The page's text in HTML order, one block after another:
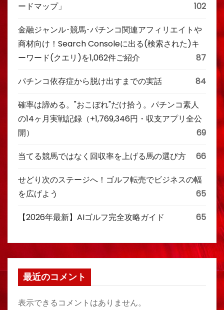
ードマップ」
102
金融ジャンル･競馬･パチンコ関連アフィリエイトや
商材向け！Search Consoleに出る(検索された)キ
ーワード(クエリ)を1,062件ご紹介
87
パチンコ依存症から脱け出すまでの実話 84
確率は諦める。"おこぼれ"だけ拾う。パチンコ素人
の14ヶ月実戦記録（+1,769,346円・収支アプリ全公
開）
69
当てる競馬ではなく回収率を上げる馬の選び方 66
せどり次のステージへ！ゴルフ転売でビジネスの幅
を広げよう
65
【2026年最新】AIゴルフ完全攻略ガイド 65
最近のコメント
表示できるコメントはありません。